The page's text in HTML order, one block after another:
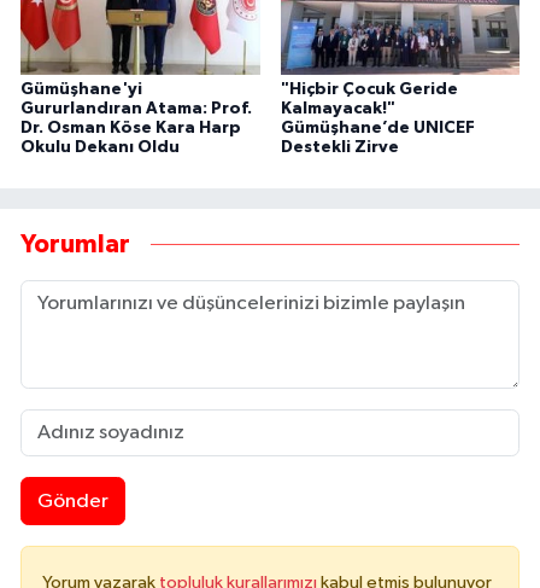
Gümüşhane'yi
Gururlandıran Atama: Prof.
Dr. Osman Köse Kara Harp
Okulu Dekanı Oldu
"Hiçbir Çocuk Geride
Kalmayacak!"
Gümüşhane’de UNICEF
Destekli Zirve
Yorumlar
Gönder
Yorum yazarak topluluk kurallarımızı kabul etmiş bulunuyor